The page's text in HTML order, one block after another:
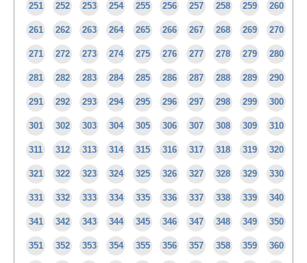
251 252 253 254 255 256 257 258 259 260
261 262 263 264 265 266 267 268 269 270
271 272 273 274 275 276 277 278 279 280
281 282 283 284 285 286 287 288 289 290
291 292 293 294 295 296 297 298 299 300
301 302 303 304 305 306 307 308 309 310
311 312 313 314 315 316 317 318 319 320
321 322 323 324 325 326 327 328 329 330
331 332 333 334 335 336 337 338 339 340
341 342 343 344 345 346 347 348 349 350
351 352 353 354 355 356 357 358 359 360